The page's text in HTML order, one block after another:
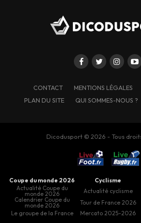
CONTACT MENTIONS LÉGALES
PLAN DU SITE
QUI SOMMES-NOUS ?
Dicodusport © 2026 - Tous
Coupe du monde 2026 Cyclisme
Actualité Coupe du
monde 2026
Actualité cyclisme
Calendrier Coupe du
monde 2026
Tour de France 2026
Le groupe de la France
Mercato 2025-2026